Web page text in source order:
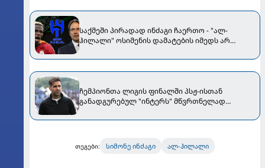
საქმეში პირადად ინძაგი ჩაერთო - "ალ-
ჰილალი" ოსიმენის დამატების იმედს არ
ჩემპიონთა ლიგის ფინალში პსჟ-ისთან
განადგურებულ "ინტერს" მწვრთნელად
თეგები: სიმონე ინძაგი ალ-ჰილალი